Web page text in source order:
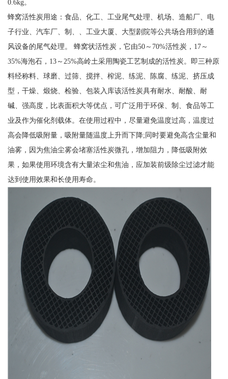
0.6kg。
蜂窝活性炭用途：食品、化工、工业尾气处理、机场、造船厂、电
子行业、汽车厂、制、、工业大厦、大型剧院等公共场合用到的通
风设备的尾气处理。 蜂窝状活性炭，它由50～70%活性炭，17～
35%海泡石，13～25%高岭土采用陶瓷工艺制成的活性炭。即三种原
料经称料、球磨、过筛、搅拌、榨泥、练泥、陈腐、练泥、挤压成
型，干燥、煅烧、检验、包装入库该活性炭具有耐水、耐酸、耐
碱、强高度，比表面积大等优点，可广泛用于环保、制、食品等工
业及作为催化剂载体。在使用过程中，尽量避免温度过高，温度过
高会降低吸附量，吸附量随温度上升而下降;同时要避免高含尘量和
油雾，因为焦油尘雾会堵塞活性炭微孔，增加阻力，降低吸附效
果，如果使用环境含有大量浓尘和焦油，应加装前级除尘过滤才能
达到使用效果和长使用寿命。